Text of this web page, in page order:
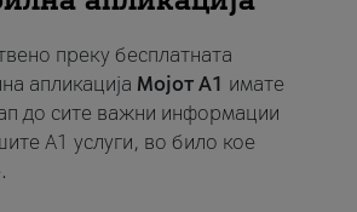
преку бесплатната
апликација Мојот A1 имате
до сите важни информации
A1 услуги, во било кое